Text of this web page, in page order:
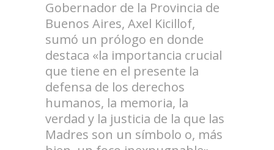
Gobernador de la Provincia de
Buenos Aires, Axel Kicillof,
sumó un prólogo en donde
destaca «la importancia crucial
que tiene en el presente la
defensa de los derechos
humanos, la memoria, la
verdad y la justicia de la que las
Madres son un símbolo o, más